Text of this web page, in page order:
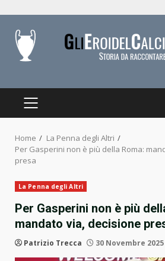
content
PRIMARY
Home
La Penna degli Altri
Per Gasperini non è più della Roma:
presa
La Penna degli Altri
Per Gasperini non è più
mandato via, decisione
Patrizio Trecca 30 Novembre 2025